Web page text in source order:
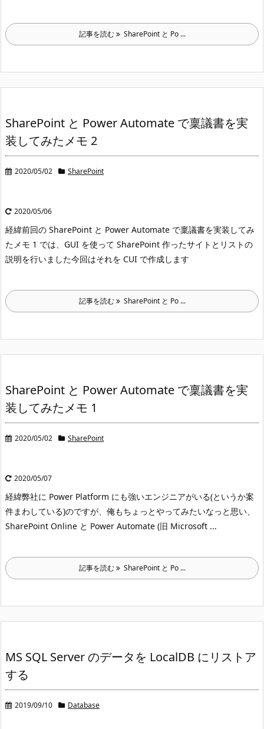
記事を読む SharePoint と Po ...
SharePoint と Power Automate で稟議書を実
装してみたメモ 2
2020/05/02 SharePoint
2020/05/06
経緯前回の SharePoint と Power Automate で稟議書を実装してみ
たメモ 1 では、GUI を使って SharePoint 作ったサイトとリストの
説明を行いました今回はそれを CUI で作成します
記事を読む SharePoint と Po ...
SharePoint と Power Automate で稟議書を実
装してみたメモ 1
2020/05/02 SharePoint
2020/05/07
経緯弊社に Power Platform にも強いエンジニアがいる(というか案
件まわしている)のですが、俺もちょっとやってみたいなっと思い、
SharePoint Online と Power Automate (旧 Microsoft ...
記事を読む SharePoint と Po ...
MS SQL Server のデータを LocalDB にリストア
する
2019/09/10 Database